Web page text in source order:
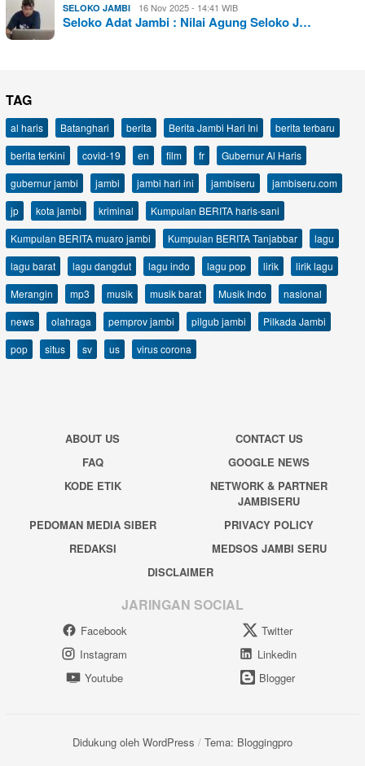
SELOKO JAMBI 16 Nov 2025 - 14:41 WIB
Seloko Adat Jambi : Nilai Agung Seloko J…
TAG
al haris Batanghari berita Berita Jambi Hari Ini
berita terbaru
berita terkini
covid-19 en film fr
Gubernur Al Haris
gubernur jambi
jambi jambi hari ini jambiseru
jambiseru.com
jp
kota jambi kriminal
Kumpulan BERITA haris-sani
Kumpulan BERITA muaro jambi
Kumpulan BERITA Tanjabbar
lagu
lagu barat
lagu dangdut lagu indo lagu pop lirik
lirik lagu
Merangin
mp3 musik musik barat Musik Indo
nasional
news
olahraga pemprov jambi pilgub jambi
Pilkada Jambi
pop
situs sv us virus corona
ABOUT US
CONTACT US
FAQ
GOOGLE NEWS
KODE ETIK
NETWORK & PARTNER
JAMBISERU
PEDOMAN MEDIA SIBER
PRIVACY POLICY
REDAKSI
MEDSOS JAMBI SERU
DISCLAIMER
JARINGAN SOCIAL
Facebook
Twitter
Instagram
Linkedin
Youtube
Blogger
Didukung oleh WordPress / Tema: Bloggingpro